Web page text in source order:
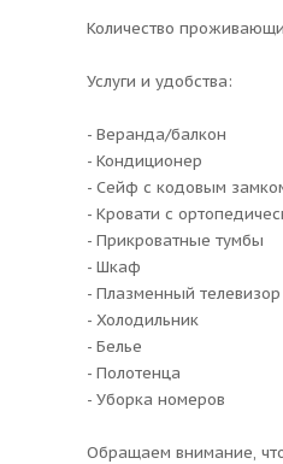
Количество
Услуги и удобства:
- Веранда/балкон
- Кондиционер
- Сейф с кодовым
- Кровати с
- Прикроватные тумбы
- Шкаф
- Плазменный телевизор
- Холодильник
- Белье
- Полотенца
- Уборка номеров
Обращаем внимание,